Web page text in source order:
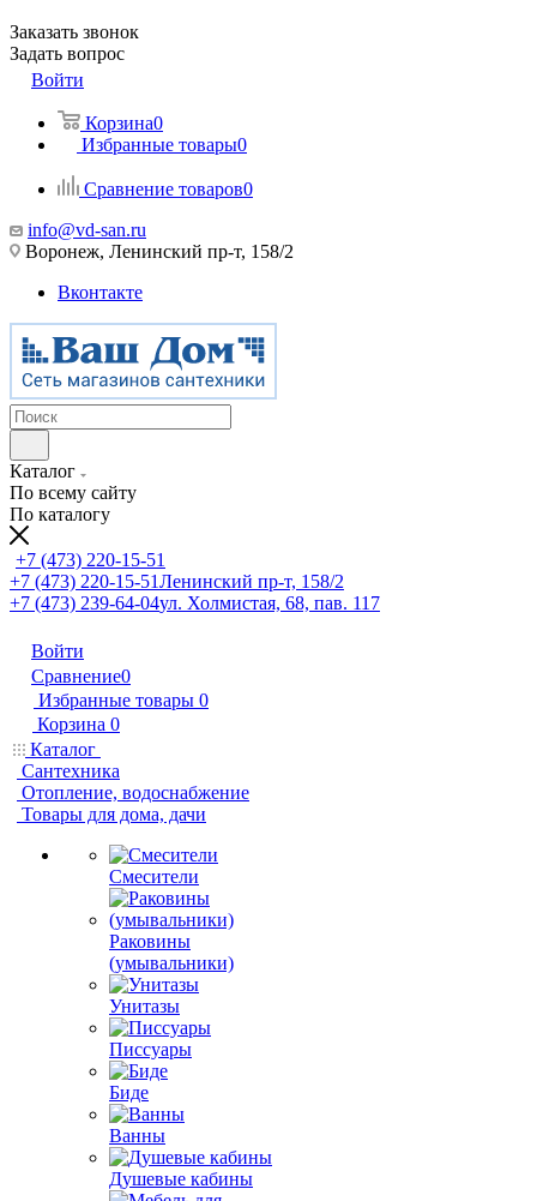
Заказать звонок
Задать вопрос
Войти
Корзина0
Избранные товары0
Сравнение товаров0
info@vd-san.ru
Воронеж, Ленинский пр-т, 158/2
Вконтакте
Каталог
По всему сайту
По каталогу
+7 (473) 220-15-51
+7 (473) 220-15-51Ленинский пр-т, 158/2
+7 (473) 239-64-04ул. Холмистая, 68, пав. 117
Войти
Сравнение0
Избранные товары 0
Корзина 0
Каталог
Сантехника
Отопление, водоснабжение
Товары для дома, дачи
Смесители
Раковины
(умывальники)
Унитазы
Писсуары
Биде
Ванны
Душевые кабины